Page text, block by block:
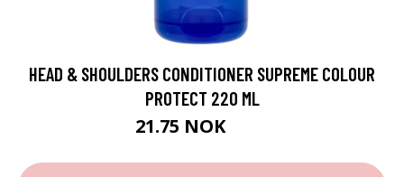
HEAD & SHOULDERS CONDITIONER SUPREME COLOUR
PROTECT 220 ML
21.75 NOK